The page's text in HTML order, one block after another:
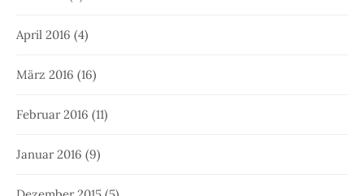
April 2016 (4)
März 2016 (16)
Februar 2016 (11)
Januar 2016 (9)